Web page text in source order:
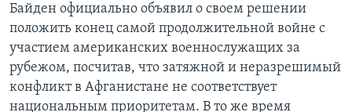
Байден официально объявил о своем решении
положить конец самой продолжительной войне с
участием американских военнослужащих за
рубежом, посчитав, что затяжной и неразрешимый
конфликт в Афганистане не соответствует
национальным приоритетам. В то же время